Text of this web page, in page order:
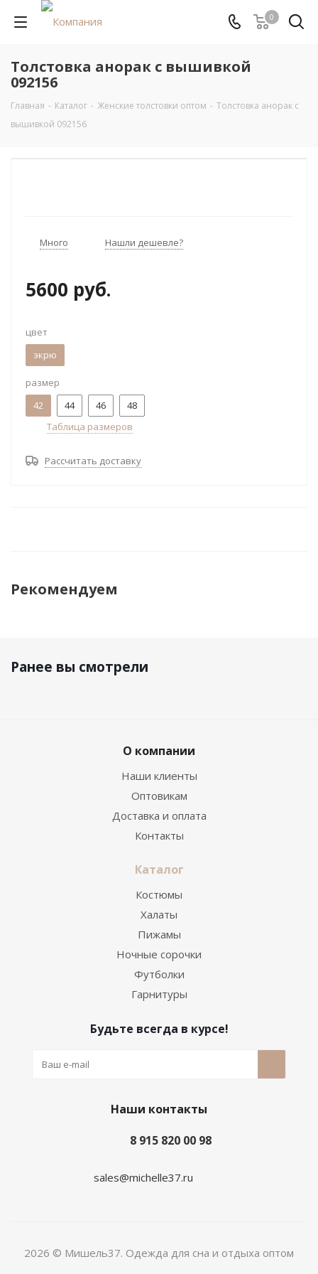
0
Толстовка анорак с вышивкой
092156
Главная - Каталог - Женские толстовки оптом - Толстовка анорак с
вышивкой 092156
Много Нашли дешевле?
5600 руб.
цвет
экрю
размер
42
44 46
48
Таблица размеров
Рассчитать доставку
Рекомендуем
Ранее вы смотрели
О компании
Наши клиенты
Оптовикам
Доставка и оплата
Контакты
Каталог
Костюмы
Халаты
Пижамы
Ночные сорочки
Футболки
Гарнитуры
Будьте всегда в курсе!
Наши контакты
8 915 820 00 98
sales@michelle37.ru
2026 © Мишель37. Одежда для сна и отдыха оптом